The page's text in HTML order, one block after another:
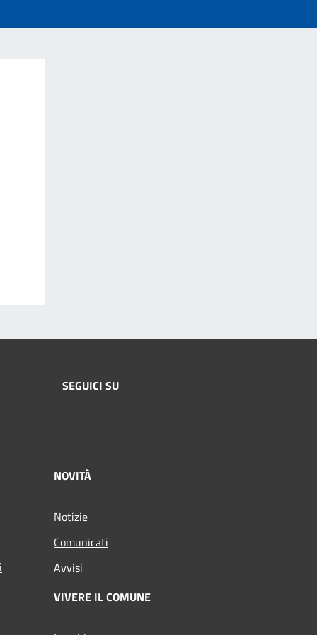
SEGUICI SU
NOVITÀ
Notizie
Comunicati
Avvisi
VIVERE IL COMUNE